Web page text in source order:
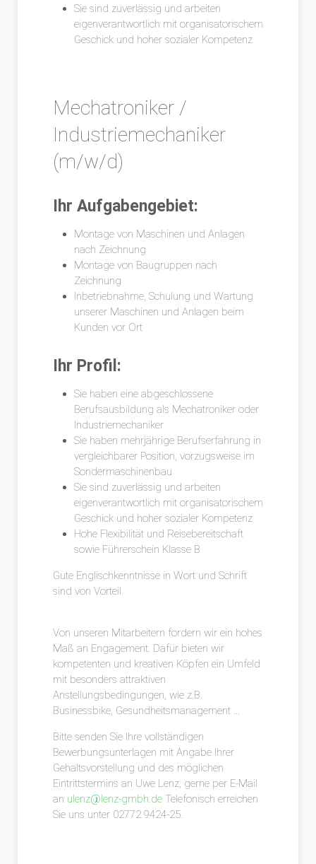
Sie sind zuverlässig und arbeiten
eigenverantwortlich mit organisatorischem
Geschick und hoher sozialer Kompetenz
Mechatroniker /
Industriemechaniker
(m/w/d)
Ihr Aufgabengebiet:
Montage von Maschinen und Anlagen
nach Zeichnung
Montage von Baugruppen nach
Zeichnung
Inbetriebnahme, Schulung und Wartung
unserer Maschinen und Anlagen beim
Kunden vor Ort
Ihr Profil:
Sie haben eine abgeschlossene
Berufsausbildung als Mechatroniker oder
Industriemechaniker
Sie haben mehrjährige Berufserfahrung in
vergleichbarer Position, vorzugsweise im
Sondermaschinenbau
Sie sind zuverlässig und arbeiten
eigenverantwortlich mit organisatorischem
Geschick und hoher sozialer Kompetenz
Hohe Flexibilität und Reisebereitschaft
sowie Führerschein Klasse B
Gute Englischkenntnisse in Wort und Schrift
sind von Vorteil
Von unseren Mitarbeitern fordern wir ein hohes
Maß an Engagement. Dafür bieten wir
kompetenten und kreativen Köpfen ein Umfeld
mit besonders attraktiven
Anstellungsbedingungen, wie z.B.
Businessbike, Gesundheitsmanagement …
Bitte senden Sie Ihre vollständigen
Bewerbungsunterlagen mit Angabe Ihrer
Gehaltsvorstellung und des möglichen
Eintrittstermins an Uwe Lenz, gerne per E-Mail
an ulenz@lenz-gmbh.de Telefonisch erreichen
Sie uns unter 02772 9424-25.